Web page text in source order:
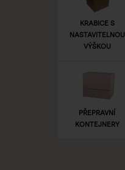
KRABICE S
NASTAVITELNOU
VÝŠKOU
PŘEPRAVNÍ
KONTEJNERY